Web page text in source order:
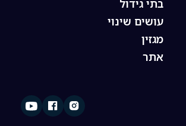
בתי גידול
עושים שינוי
מגזין
אתר